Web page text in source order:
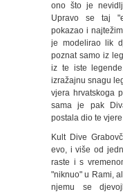
ono što je
Upravo se taj
pokazao i
je modelirao lik
poznat samo iz
iz te iste
izražajnu snagu
vjera hrvatskoga
sama je pak
postala dio te
Kult Dive
evo, i više od
raste i s
"niknuo" u Rami,
njemu se